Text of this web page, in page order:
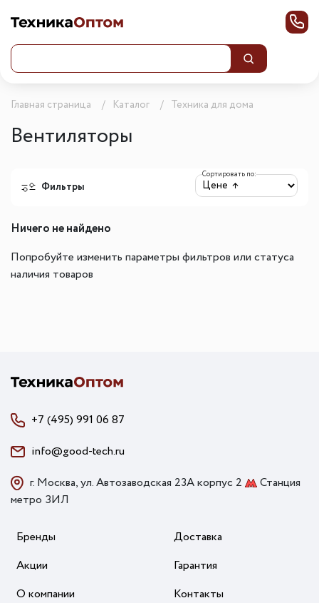
Главная страница Каталог Техника для дома
Вентиляторы
Фильтры
Сортировать по:
Ничего не найдено
Попробуйте изменить параметры фильтров или статуса
наличия товаров
+7 (495) 991 06 87
info@good-tech.ru
г. Москва, ул. Автозаводская 23А корпус 2
Станция
метро ЗИЛ
Бренды
Акции
О компании
Доставка
Гарантия
Контакты